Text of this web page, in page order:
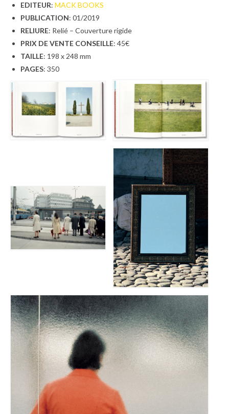
EDITEUR: MACK BOOKS
PUBLICATION: 01/2019
RELIURE: Relié – Couverture rigide
PRIX DE VENTE CONSEILLE: 45€
TAILLE: 198 x 248 mm
PAGES: 350